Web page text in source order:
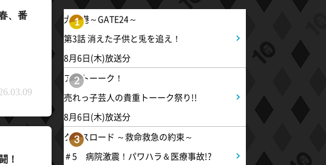
、番
！
三択バトルSP
よる 8:00
池上彰のニュースそうだったの
か!! 池上流映像ショーSP
タモリステーション 日本人と
石油 最前線 そもそも石油と
は何なのか!?徹底取材!
1
大空港～GATE24～
第3話 消えた子供と兎を追え！
8月6日(木)放送分
2
アメトーーク！
売れっ子芸人の貴重トーーク祭り!!
8月6日(木)放送分
3
クロスロード ～救命救急の約束～
＃5 病院激震！パワハラ＆医療事故!?